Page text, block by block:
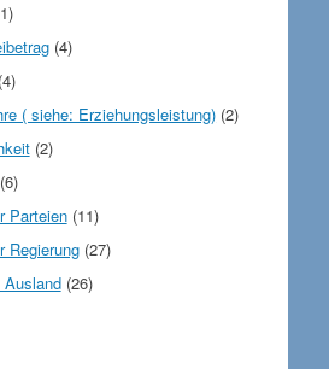
(4)
(4)
( siehe: Erziehungsleistung) (2)
(2)
Parteien(11)
Regierung(27)
(26)